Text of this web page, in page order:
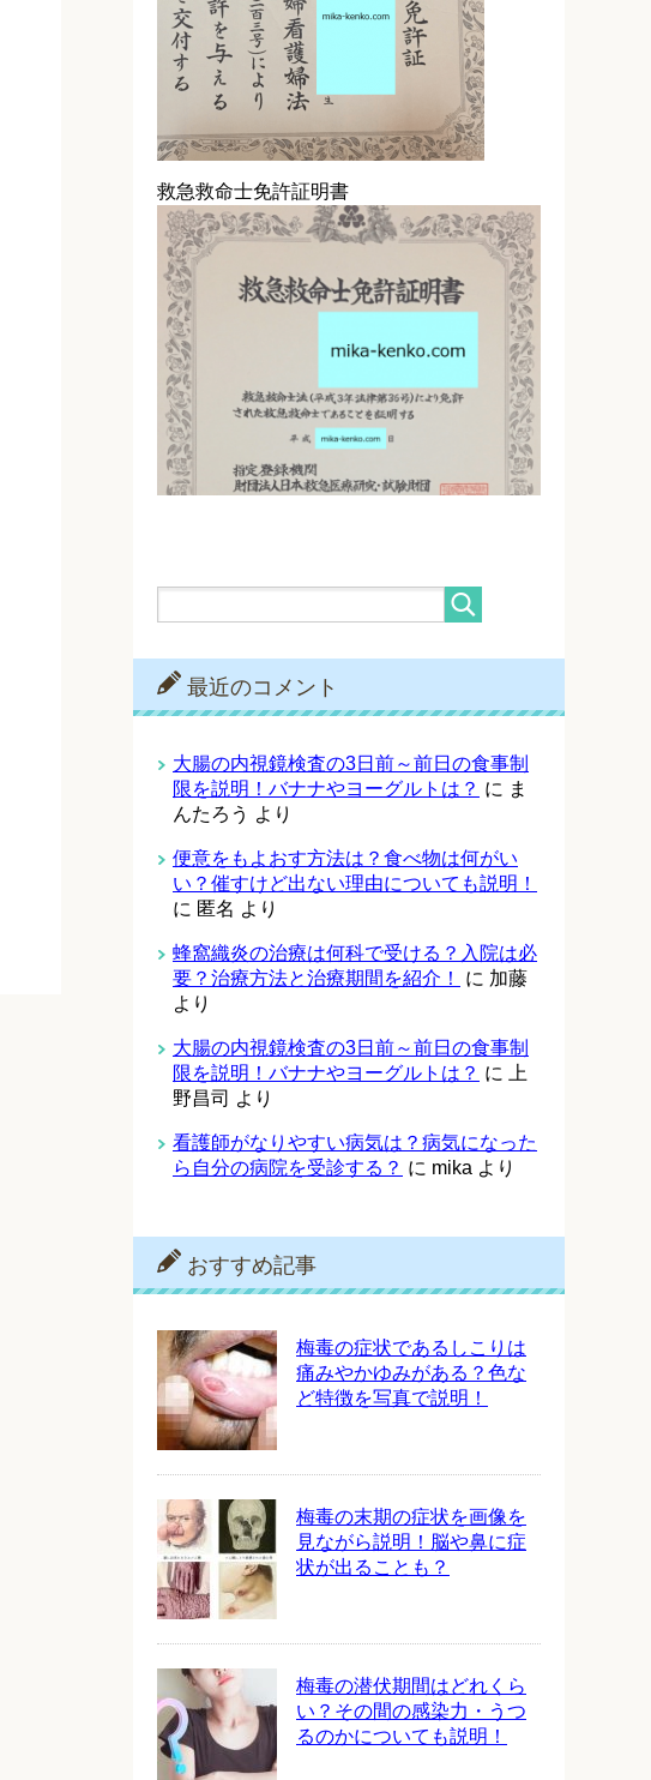
救急救命士免許証明書
最近のコメント
大腸の内視鏡検査の3日前～前日の食事制
限を説明！バナナやヨーグルトは？ に ま
んたろう より
便意をもよおす方法は？食べ物は何がい
い？催すけど出ない理由についても説明！
に 匿名 より
蜂窩織炎の治療は何科で受ける？入院は必
要？治療方法と治療期間を紹介！
に 加藤
より
大腸の内視鏡検査の3日前～前日の食事制
限を説明！バナナやヨーグルトは？ に
上
野昌司 より
看護師がなりやすい病気は？病気になった
ら自分の病院を受診する？ に mika より
おすすめ記事
梅毒の症状であるしこりは
痛みやかゆみがある？色な
ど特徴を写真で説明！
梅毒の末期の症状を画像を
見ながら説明！脳や鼻に症
状が出ることも？
梅毒の潜伏期間はどれくら
い？その間の感染力・うつ
るのかについても説明！